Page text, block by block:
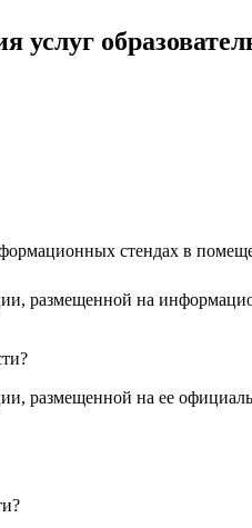
услуг
стендах в
размещенной на
размещенной на ее